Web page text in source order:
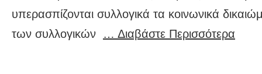
υπερασπίζονται συλλογικά τα κοινωνικά
των συλλογικών … Διαβάστε Περισσότερα